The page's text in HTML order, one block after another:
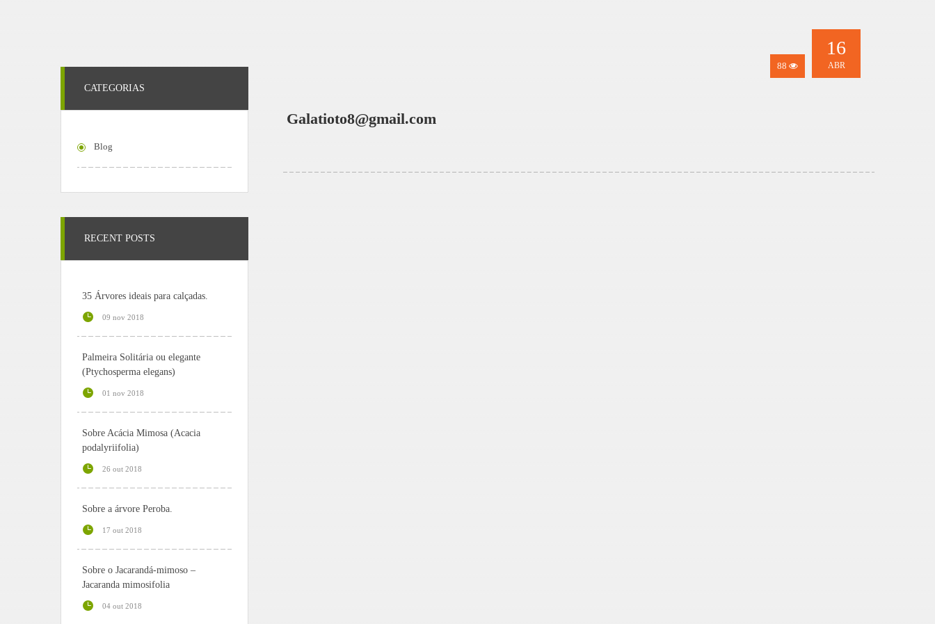
88
16
ABR
Galatioto8@gmail.com
CATEGORIAS
Blog
RECENT POSTS
35 Árvores ideais para calçadas.
09 nov 2018
Palmeira Solitária ou elegante
(Ptychosperma elegans)
01 nov 2018
Sobre Acácia Mimosa (Acacia
podalyriifolia)
26 out 2018
Sobre a árvore Peroba.
17 out 2018
Sobre o Jacarandá-mimoso –
Jacaranda mimosifolia
04 out 2018